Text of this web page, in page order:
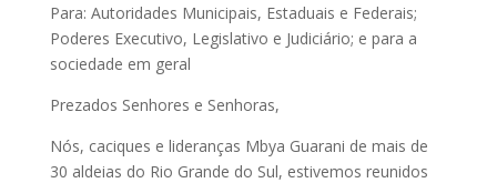
Para: Autoridades Municipais, Estaduais e Federais;
Poderes Executivo, Legislativo e Judiciário; e para a
sociedade em geral
Prezados Senhores e Senhoras,
Nós, caciques e lideranças Mbya Guarani de mais de
30 aldeias do Rio Grande do Sul, estivemos reunidos